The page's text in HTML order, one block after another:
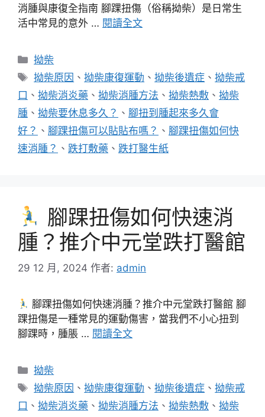
消腫與康復全指南 腳踝扭傷（俗稱拗柴）是日常生
活中常見的意外 … 閱讀全文
分
類
拗柴
標
籤
拗柴原因 、拗柴康復運動 、拗柴後遺症 、拗柴戒
口 、 拗柴消炎藥 、 拗柴消腫方法 、 拗柴熱敷 、 拗柴
腫 、 拗柴要休息多久？ 、 腳扭到腫起來多久會
好？ 、 腳踝扭傷可以貼貼布嗎？ 、 腳踝扭傷如何快
速消腫？ 、 跌打敷藥 、 跌打醫生紙
腳踝扭傷如何快速消
腫？推介中元堂跌打醫館
29 12 月, 2024 作者: admin
腳踝扭傷如何快速消腫？推介中元堂跌打醫館 腳
踝扭傷是一種常見的運動傷害，當我們不小心扭到
腳踝時，腫脹 … 閱讀全文
分
類
拗柴
標
籤
拗柴原因 、拗柴康復運動 、拗柴後遺症 、拗柴戒
口 、 拗柴消炎藥 、 拗柴消腫方法 、 拗柴熱敷 、 拗柴